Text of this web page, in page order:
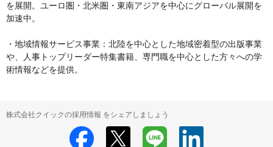
を展開。ユーロ圏・北米圏・東南アジアを中心にグローバル展開を
加速中。
・地域情報サービス事業：北陸を中心とした地域密着型の出版事業
や、人事トップリーダー特集書籍、専門職を中心とした方々への学
術情報などを提供。
株式会社クイックの採用情報 をシェアしましょう